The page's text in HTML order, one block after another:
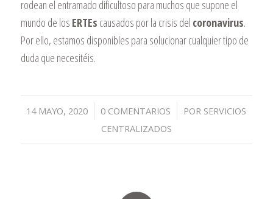
rodean el entramado dificultoso para muchos que supone el
mundo de los ERTEs causados por la crisis del coronavirus.
Por ello, estamos disponibles para solucionar cualquier tipo de
duda que necesitéis.
14 MAYO, 2020
/ 0 COMENTARIOS
/ POR SERVICIOS
CENTRALIZADOS